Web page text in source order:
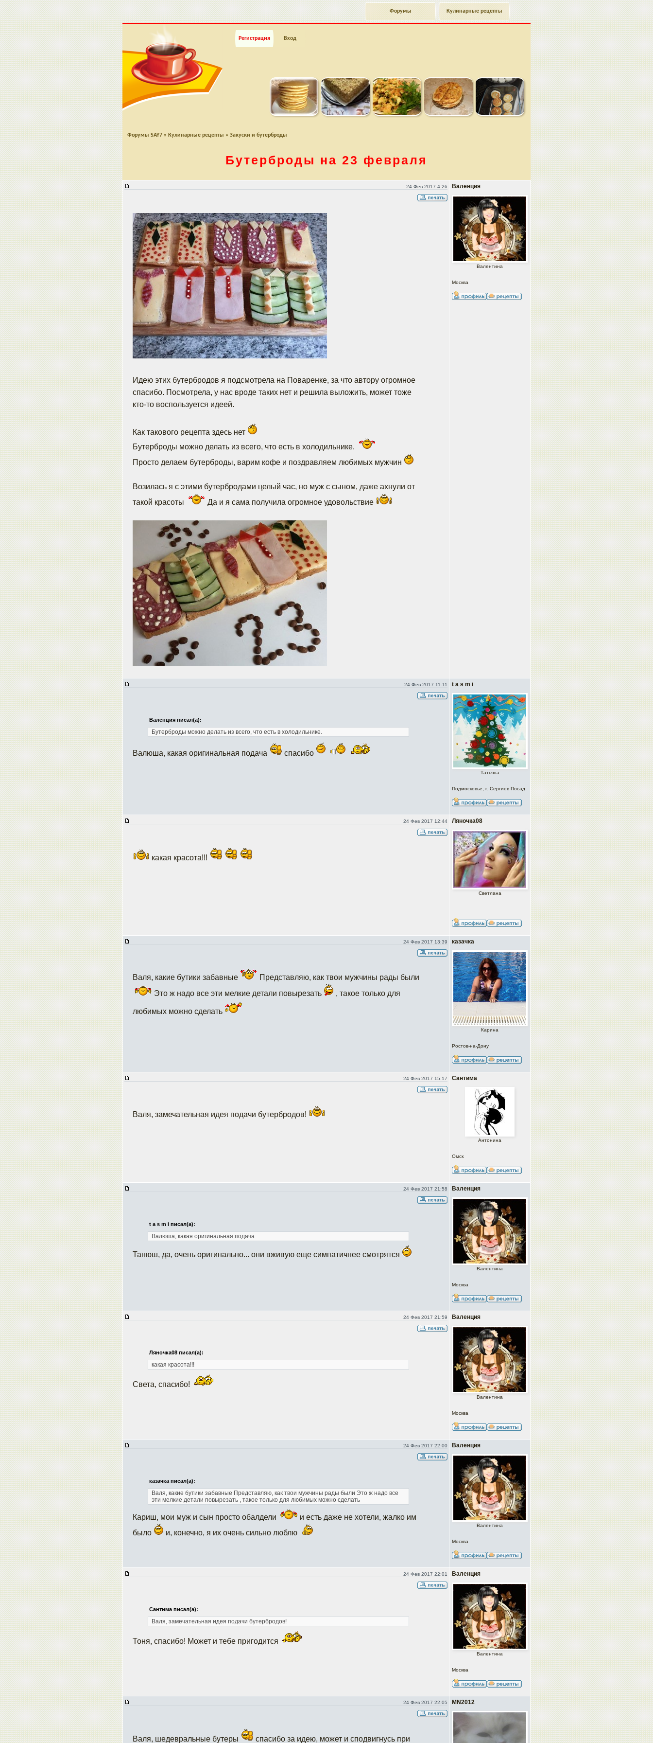
Кулинарные рецепты
Форумы
Регистрация Вход
Форумы SAY7 » Кулинарные рецепты » Закуски и бутерброды
Бутерброды на 23 февраля
24 Фев 2017 4:26 Валенция
Валентина
Москва
Идею этих бутербродов я подсмотрела на Поваренке, за что автору огромное
спасибо. Посмотрела, у нас вроде таких нет и решила выложить, может тоже
кто-то воспользуется идеей.
Как такового рецепта здесь нет
Бутерброды можно делать из всего, что есть в холодильнике.
Просто делаем бутерброды, варим кофе и поздравляем любимых мужчин
Возилась я с этими бутербродами целый час, но муж с сыном, даже ахнули от
такой красоты
Да и я сама получила огромное удовольствие
24 Фев 2017 11:11 t a s m i
Татьяна
Подмосковье, г. Сергиев Посад
Валенция писал(а):
Бутерброды можно делать из всего, что есть в холодильнике.
Валюша, какая оригинальная подача спасибо
24 Фев 2017 12:44 Ляночка08
Светлана
какая красота!!!
24 Фев 2017 13:39 казачка
Карина
Ростов-на-Дону
Валя, какие бутики забавные
Представляю, как твои мужчины рады были
Это ж надо все эти мелкие детали повырезать
, такое только для
любимых можно сделать
24 Фев 2017 15:17 Сантима
Антонина
Омск
Валя, замечательная идея подачи бутербродов!
24 Фев 2017 21:58 Валенция
Валентина
Москва
t a s m i писал(а):
Валюша, какая оригинальная подача
Танюш, да, очень оригинально... они вживую еще симпатичнее смотрятся
24 Фев 2017 21:59 Валенция
Валентина
Москва
Ляночка08 писал(а):
какая красота!!!
Света, спасибо!
24 Фев 2017 22:00 Валенция
Валентина
Москва
казачка писал(а):
Валя, какие бутики забавные Представляю, как твои мужчины рады были Это ж надо все
эти мелкие детали повырезать , такое только для любимых можно сделать
Кариш, мои муж и сын просто обалдели
и есть даже не хотели, жалко им
было
и, конечно, я их очень сильно люблю
24 Фев 2017 22:01 Валенция
Валентина
Москва
Сантима писал(а):
Валя, замечательная идея подачи бутербродов!
Тоня, спасибо! Может и тебе пригодится
24 Фев 2017 22:05 MN2012
Валя, шедевральные бутеры спасибо за идею, может и сподвигнусь при